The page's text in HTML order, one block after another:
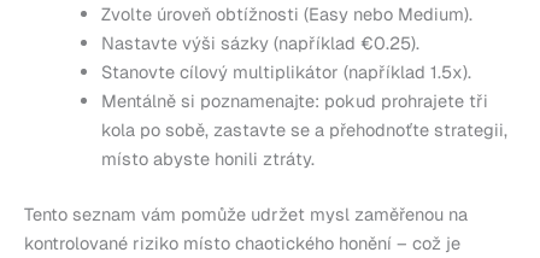
Zvolte úroveň obtížnosti (Easy nebo Medium).
Nastavte výši sázky (například €0.25).
Stanovte cílový multiplikátor (například 1.5x).
Mentálně si poznamenajte: pokud prohrajete tři
kola po sobě, zastavte se a přehodnoťte strategii,
místo abyste honili ztráty.
Tento seznam vám pomůže udržet mysl zaměřenou na
kontrolované riziko místo chaotického honění – což je